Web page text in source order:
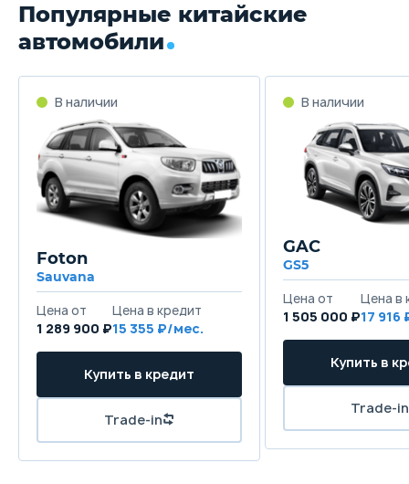
Популярные китайские
автомобили
Foton
Sauvana
1 289 900 ₽15 355
GAC
GS5
1 505 000 ₽17 916